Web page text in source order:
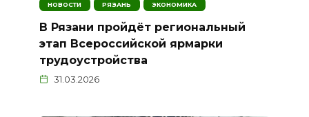
НОВОСТИ РЯЗАНЬ ЭКОНОМИКА
В Рязани пройдёт региональный
этап Всероссийской ярмарки
трудоустройства
31.03.2026